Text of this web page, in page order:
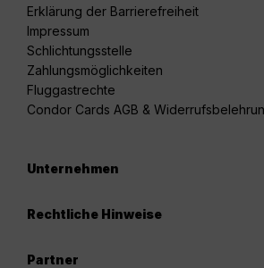
Erklärung der Barrierefreiheit
Impressum
Schlichtungsstelle
Zahlungsmöglichkeiten
Fluggastrechte
Condor Cards AGB &
Unternehmen
Rechtliche Hinweise
Partner